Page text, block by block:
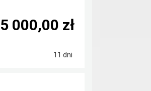
11 dni
5 000,00 zł